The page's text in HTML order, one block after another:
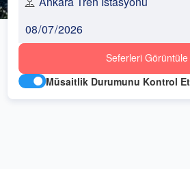
Seferleri Görüntüle
Müsaitlik Durumunu Kontrol Et